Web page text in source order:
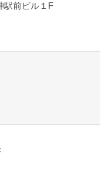
駅前ビル１F